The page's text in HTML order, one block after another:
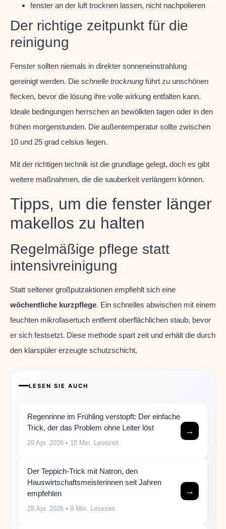
fenster an der luft trocknen lassen, nicht nachpolieren
Der richtige zeitpunkt für die
reinigung
Fenster sollten niemals in direkter sonneneinstrahlung
gereinigt werden. Die schnelle trocknung führt zu unschönen
flecken, bevor die lösung ihre volle wirkung entfalten kann.
Ideale bedingungen herrschen an bewölkten tagen oder in den
frühen morgenstunden. Die außentemperatur sollte zwischen
10 und 25 grad celsius liegen.
Mit der richtigen technik ist die grundlage gelegt, doch es gibt
weitere maßnahmen, die die sauberkeit verlängern können.
Tipps, um die fenster länger
makellos zu halten
Regelmäßige pflege statt
intensivreinigung
Statt seltener großputzaktionen empfiehlt sich eine
wöchentliche kurzpflege. Ein schnelles abwischen mit einem
feuchten mikrofasertuch entfernt oberflächlichen staub, bevor
er sich festsetzt. Diese methode spart zeit und erhält die durch
den klarspüler erzeugte schutzschicht.
LESEN SIE AUCH
Regenrinne im Frühling verstopft: Der einfache
Trick, der das Problem ohne Leiter löst
29 Apr. 2026 • 10 Min. Lesezeit
→
Der Teppich-Trick mit Natron, den
Hauswirtschaftsmeisterinnen seit Jahren
empfehlen
28 Apr. 2026 • 9 Min. Lesezeit
→